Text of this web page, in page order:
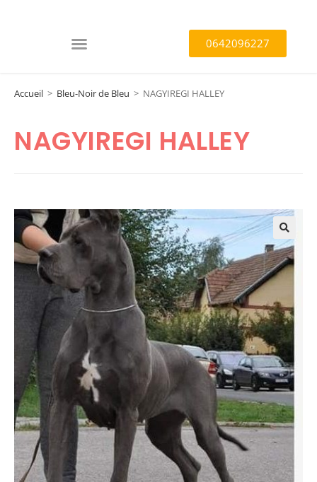
0642096227
Accueil > Bleu-Noir de Bleu > NAGYIREGI HALLEY
NAGYIREGI HALLEY
🔍